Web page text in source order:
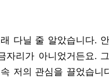
다닐 줄 알았습니다.
리가 아니었거든요.
저의 관심을 끌었습니